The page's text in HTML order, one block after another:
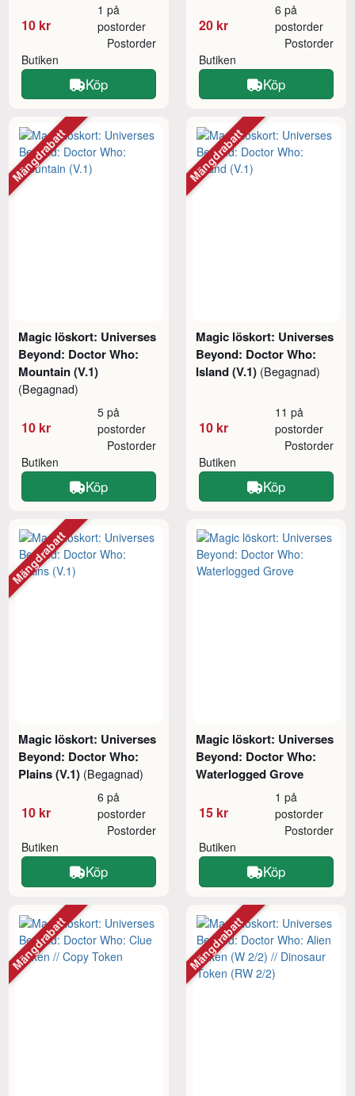
10 kr
1 på
postorder
Butiken
Postorder
Köp
20 kr
6 på
postorder
Butiken
Postorder
Köp
Magic löskort: Universes
Beyond: Doctor Who:
Mountain (V.1)
(Begagnad)
10 kr
5 på
postorder
Butiken
Postorder
Köp
Mängdrabatt
Magic löskort: Universes
Beyond: Doctor Who:
Island (V.1) (Begagnad)
10 kr
11 på
postorder
Butiken
Postorder
Köp
Mängdrabatt
Magic löskort: Universes
Beyond: Doctor Who:
Plains (V.1) (Begagnad)
10 kr
6 på
postorder
Butiken
Postorder
Köp
Mängdrabatt
Magic löskort: Universes
Beyond: Doctor Who:
Waterlogged Grove
15 kr
1 på
postorder
Butiken
Postorder
Köp
Mängdrabatt Mängdrabatt